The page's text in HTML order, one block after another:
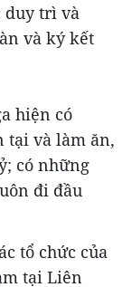
duy trì và
và ký kết
hiện có
tại và làm ăn,
có những
đi đầu
tổ chức của
tại Liên